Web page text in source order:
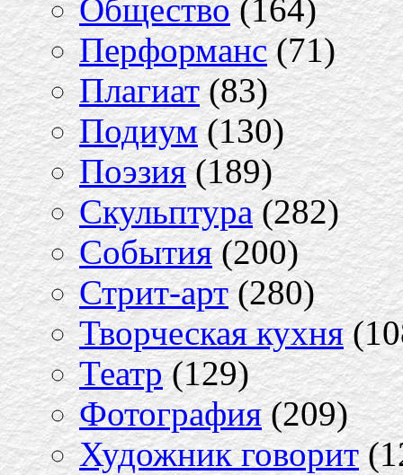
Общество(164)
Перформанс(71)
Плагиат(83)
Подиум(130)
Поэзия(189)
Скульптура(282)
События(200)
Стрит-арт(280)
Творческая кухня
Театр(129)
Фотография(209)
Художник говорит